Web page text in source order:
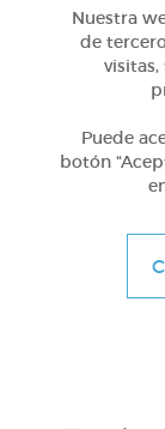
Nuestra
de
Puede
botón